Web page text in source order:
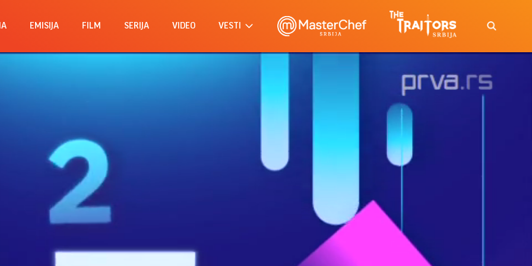
EMISIJA FILM SERIJA VIDEO VESTI